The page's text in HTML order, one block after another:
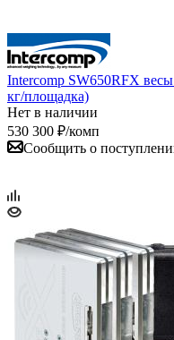
Intercomp SW650RFX
кг/площадка)
Нет в наличии
530 300 ₽/комп
Сообщить о